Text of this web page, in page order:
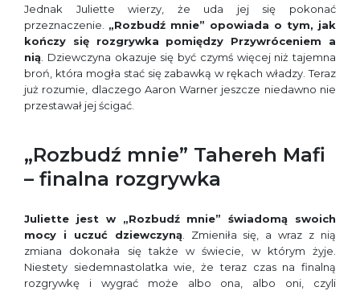
Jednak Juliette wierzy, że uda jej się pokonać
przeznaczenie. „Rozbudź mnie” opowiada o tym, jak
kończy się rozgrywka pomiędzy Przywróceniem a
nią . Dziewczyna okazuje się być czymś więcej niż tajemna
broń, która mogła stać się zabawką w rękach władzy. Teraz
już rozumie, dlaczego Aaron Warner jeszcze niedawno nie
przestawał jej ścigać.
„Rozbudź mnie” Tahereh Mafi
– finalna rozgrywka
Juliette jest w „Rozbudź mnie” świadomą swoich
mocy i uczuć dziewczyną. Zmieniła się, a wraz z nią
zmiana dokonała się także w świecie, w którym żyje.
Niestety siedemnastolatka wie, że teraz czas na finalną
rozgrywkę i wygrać może albo ona, albo oni, czyli